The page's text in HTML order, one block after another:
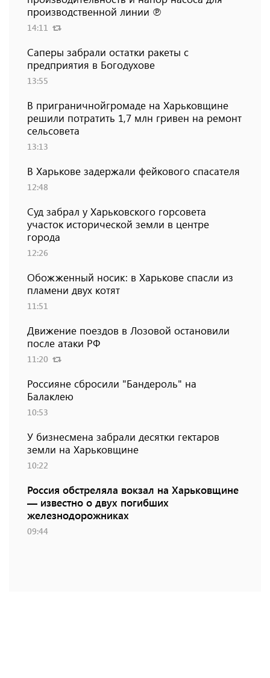
производственной линии ℗
14:11
Саперы забрали остатки ракеты с
предприятия в Богодухове
13:55
В приграничнойгромаде на Харьковщине
решили потратить 1,7 млн ​​гривен на ремонт
сельсовета
13:13
В Харькове задержали фейкового спасателя
12:48
Суд забрал у Харьковского горсовета
участок исторической земли в центре
города
12:26
Обожженный носик: в Харькове спасли из
пламени двух котят
11:51
Движение поездов в Лозовой остановили
после атаки РФ
11:20
Россияне сбросили "Бандероль" на
Балаклею
10:53
У бизнесмена забрали десятки гектаров
земли на Харьковщине
10:22
Россия обстреляла вокзал на Харьковщине
— известно о двух погибших
железнодорожниках
09:44